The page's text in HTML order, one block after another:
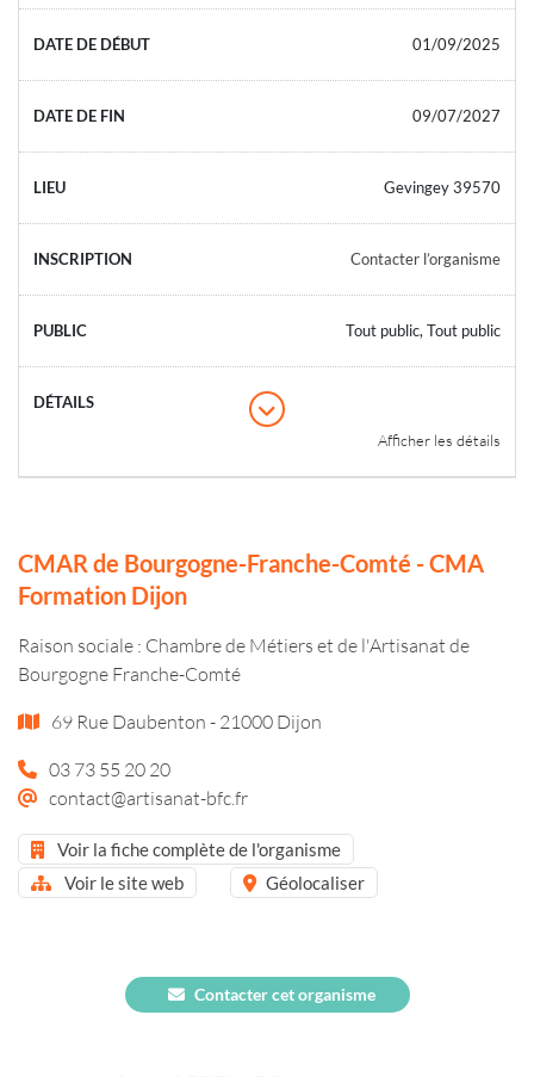
01/09/2025
09/07/2027
Gevingey 39570
Contacter l’organisme
Tout public, Tout public
Afficher les détails
CMAR de Bourgogne-Franche-Comté - CMA
Formation Dijon
Raison sociale : Chambre de Métiers et de l'Artisanat de
Bourgogne Franche-Comté
69 Rue Daubenton - 21000 Dijon
03 73 55 20 20
contact@artisanat-bfc.fr
Voir la fiche complète de l'organisme
Voir le site web
Géolocaliser
Contacter cet organisme